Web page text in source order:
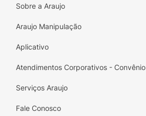
Sobre a Araujo
Araujo Manipulação
Aplicativo
Atendimentos Corporativos - Convênio
Serviços Araujo
Fale Conosco